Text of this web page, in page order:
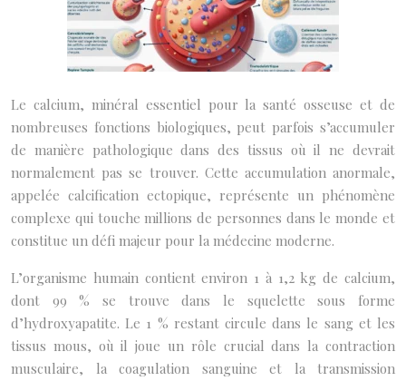
Le calcium, minéral essentiel pour la santé osseuse et de
nombreuses fonctions biologiques, peut parfois s’accumuler
de manière pathologique dans des tissus où il ne devrait
normalement pas se trouver. Cette accumulation anormale,
appelée calcification ectopique, représente un phénomène
complexe qui touche millions de personnes dans le monde et
constitue un défi majeur pour la médecine moderne.
L’organisme humain contient environ 1 à 1,2 kg de calcium,
dont 99 % se trouve dans le squelette sous forme
d’hydroxyapatite. Le 1 % restant circule dans le sang et les
tissus mous, où il joue un rôle crucial dans la contraction
musculaire, la coagulation sanguine et la transmission